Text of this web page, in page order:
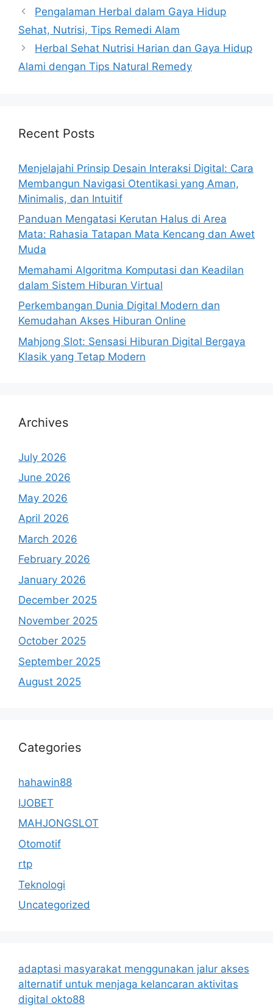
Pengalaman Herbal dalam Gaya Hidup
Sehat, Nutrisi, Tips Remedi Alam
Herbal Sehat Nutrisi Harian dan Gaya Hidup
Alami dengan Tips Natural Remedy
Recent Posts
Menjelajahi Prinsip Desain Interaksi Digital: Cara
Membangun Navigasi Otentikasi yang Aman,
Minimalis, dan Intuitif
Panduan Mengatasi Kerutan Halus di Area
Mata: Rahasia Tatapan Mata Kencang dan Awet
Muda
Memahami Algoritma Komputasi dan Keadilan
dalam Sistem Hiburan Virtual
Perkembangan Dunia Digital Modern dan
Kemudahan Akses Hiburan Online
Mahjong Slot: Sensasi Hiburan Digital Bergaya
Klasik yang Tetap Modern
Archives
July 2026
June 2026
May 2026
April 2026
March 2026
February 2026
January 2026
December 2025
November 2025
October 2025
September 2025
August 2025
Categories
hahawin88
IJOBET
MAHJONGSLOT
Otomotif
rtp
Teknologi
Uncategorized
adaptasi masyarakat menggunakan jalur akses
alternatif untuk menjaga kelancaran aktivitas
digital okto88